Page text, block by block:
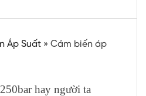
Áp Suất » Cảm biến áp
hay người ta